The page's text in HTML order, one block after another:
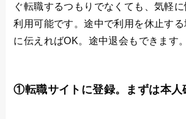
ぐ転職するつもりでなくても、気軽
利用可能です。途中で利用を休止す
に伝えればOK。途中退会もできます。
①転職サイトに登録。まずは本人